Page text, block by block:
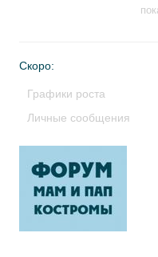
Скоро:
Графики роста
Личные сообщения